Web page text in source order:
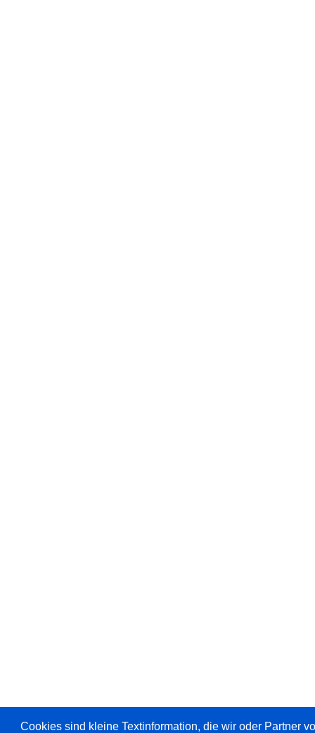
Cookies sind kleine Textinformation, die wir oder Partner